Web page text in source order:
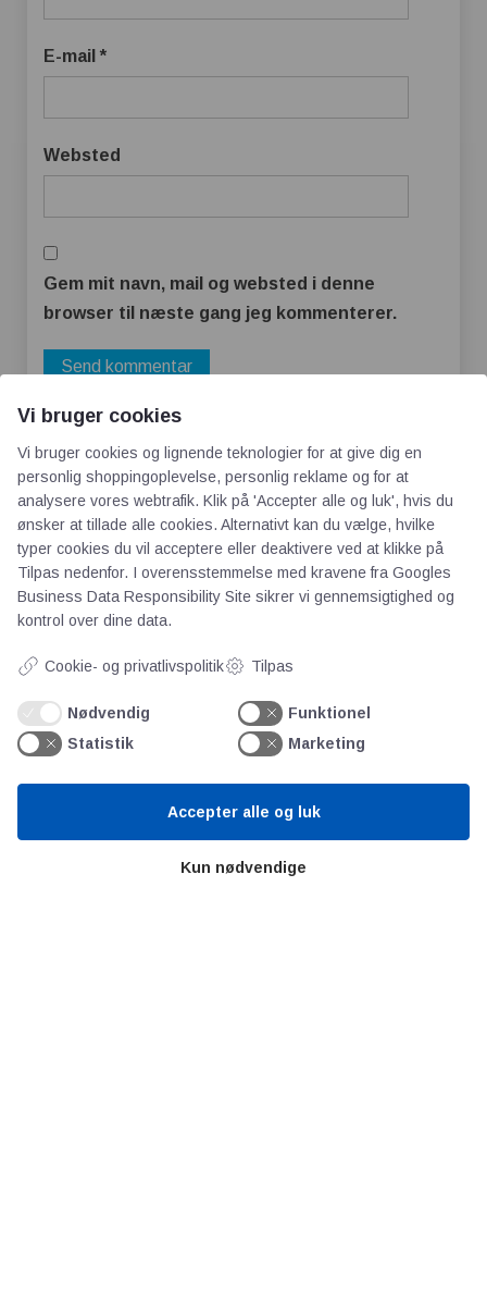
E-mail *
Websted
Gem mit navn, mail og websted i denne
browser til næste gang jeg kommenterer.
AOT
Priser
Kontakt
Persondata
Vi bruger cookies
Vi bruger cookies og lignende teknologier for at give dig en
personlig shoppingoplevelse, personlig reklame og for at
analysere vores webtrafik. Klik på 'Accepter alle og luk', hvis du
ønsker at tillade alle cookies. Alternativt kan du vælge, hvilke
typer cookies du vil acceptere eller deaktivere ved at klikke på
Tilpas nedenfor. I overensstemmelse med kravene fra Googles
Business Data Responsibility Site sikrer vi gennemsigtighed og
kontrol over dine data.
Cookie- og privatlivspolitik Tilpas
Nødvendig
Funktionel
Statistik
Marketing
Kun nødvendige
Accepter alle og luk